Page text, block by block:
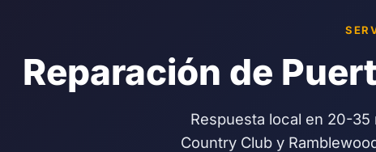
Reparación de
Respuesta local en 20-35
Country Club y